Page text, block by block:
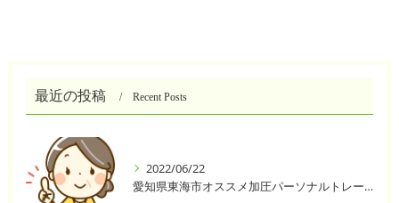
最近の投稿 Recent Posts
2022/06/22
愛知県東海市オススメ加圧パーソナルトレーニングジム One❣️